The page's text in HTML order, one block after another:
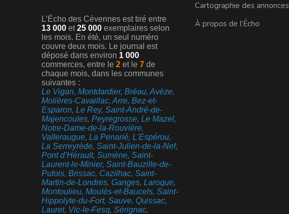
L’Écho des Cévennes est tiré entre
13 000 et25 000 exemplaires selon
les mois. En été, un seul numéro
couvre deux mois. Le journal est
déposé dans environ 1 000
commerces, entre le 2 et le 7 de
chaque mois, dans les communes
suivantes :
Le Vigan, Montdardier, Bréau, Avèze,
Molières-Cavaillac, Arre, Bez-et-
Esparon, Le Rey, Saint-André-de-
Majencoules, Peyregrosse, Le Mazel,
Notre-Dame-de-la-Rouvière,
Valleraugue, La Penarié, L’Espérou,
La Serreyrède, Saint-Julien-de-la-Nef,
Pont d’Hérault, Sumène, Saint-
Laurent-le-Minier, Saint-Bauzille-de-
Putois, Brissac, Cazilhac, Saint-
Martin-de-Londres, Ganges, Laroque,
Montoulieu, Moulès-et-Baucels, Saint-
Hippolyte-du-Fort, Sauve, Quissac,
Lauret, Vic-le-Fesq, Sérignac,
Cartographie des annonces
À propos de l’Écho